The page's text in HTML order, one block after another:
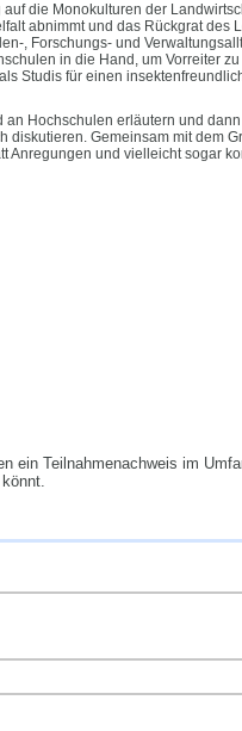
die Monokulturen der
abnimmt und das Rückgrat des
, Forschungs- und
in die Hand, um Vorreiter
Studis für einen
Hochschulen erläutern und
Gemeinsam mit dem
und vielleicht sogar
ein Teilnahmenachweis im